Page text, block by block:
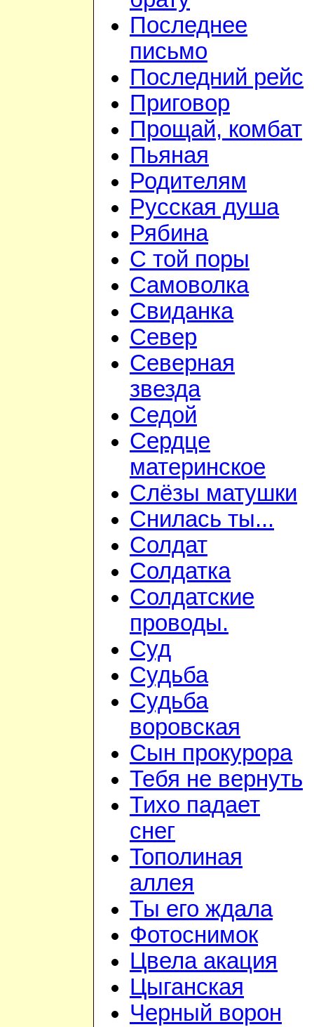
Последнее
письмо
Последний рейс
Приговор
Прощай, комбат
Пьяная
Родителям
Русская душа
Рябина
С той поры
Самоволка
Свиданка
Север
Северная
звезда
Седой
Сердце
материнское
Слёзы матушки
Снилась ты...
Солдат
Солдатка
Солдатские
проводы.
Суд
Судьба
Судьба
воровская
Сын прокурора
Тебя не вернуть
Тихо падает
снег
Тополиная
аллея
Ты его ждала
Фотоснимок
Цвела акация
Цыганская
Черный ворон